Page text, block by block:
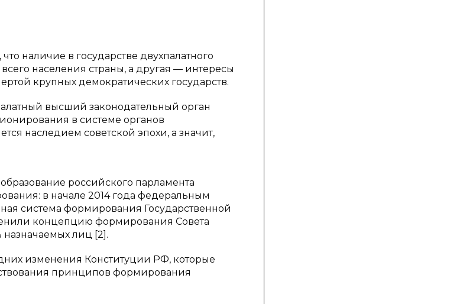
наличие в государстве двухпалатного
населения страны, а другая — интересы
крупных демократических государств.
высший законодательный орган
в системе органов
наследием советской эпохи, а значит,
российского парламента
в начале 2014 года федеральным
система формирования Государственной
концепцию формирования Совета
лиц [2].
изменения Конституции РФ, которые
принципов формирования